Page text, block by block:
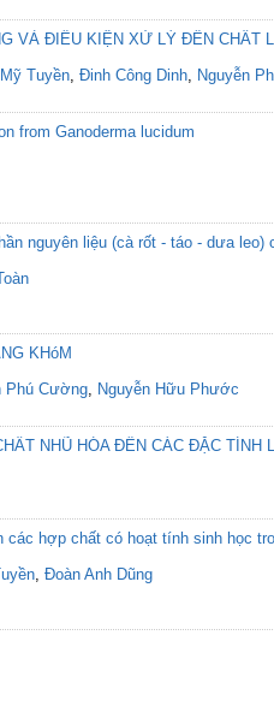
VÀ ĐIỀU KIỆN XỬ LÝ ĐẾN CHẤT
Tuyền, Đinh Công Dinh, Nguyễn
from Ganoderma lucidum
nguyên liệu (cà rốt - táo - dưa
KHóM
Phú Cường, Nguyễn Hữu Phước
NHŨ HÓA ĐẾN CÁC ĐẶC TÍNH
hợp chất có hoạt tính sinh học
, Đoàn Anh Dũng